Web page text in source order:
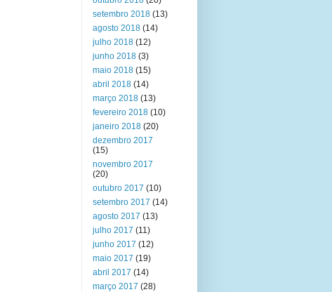
setembro 2018 (13)
agosto 2018 (14)
julho 2018 (12)
junho 2018 (3)
maio 2018 (15)
abril 2018 (14)
março 2018 (13)
fevereiro 2018 (10)
janeiro 2018 (20)
dezembro 2017
(15)
novembro 2017
(20)
outubro 2017 (10)
setembro 2017 (14)
agosto 2017 (13)
julho 2017 (11)
junho 2017 (12)
maio 2017 (19)
abril 2017 (14)
março 2017 (28)